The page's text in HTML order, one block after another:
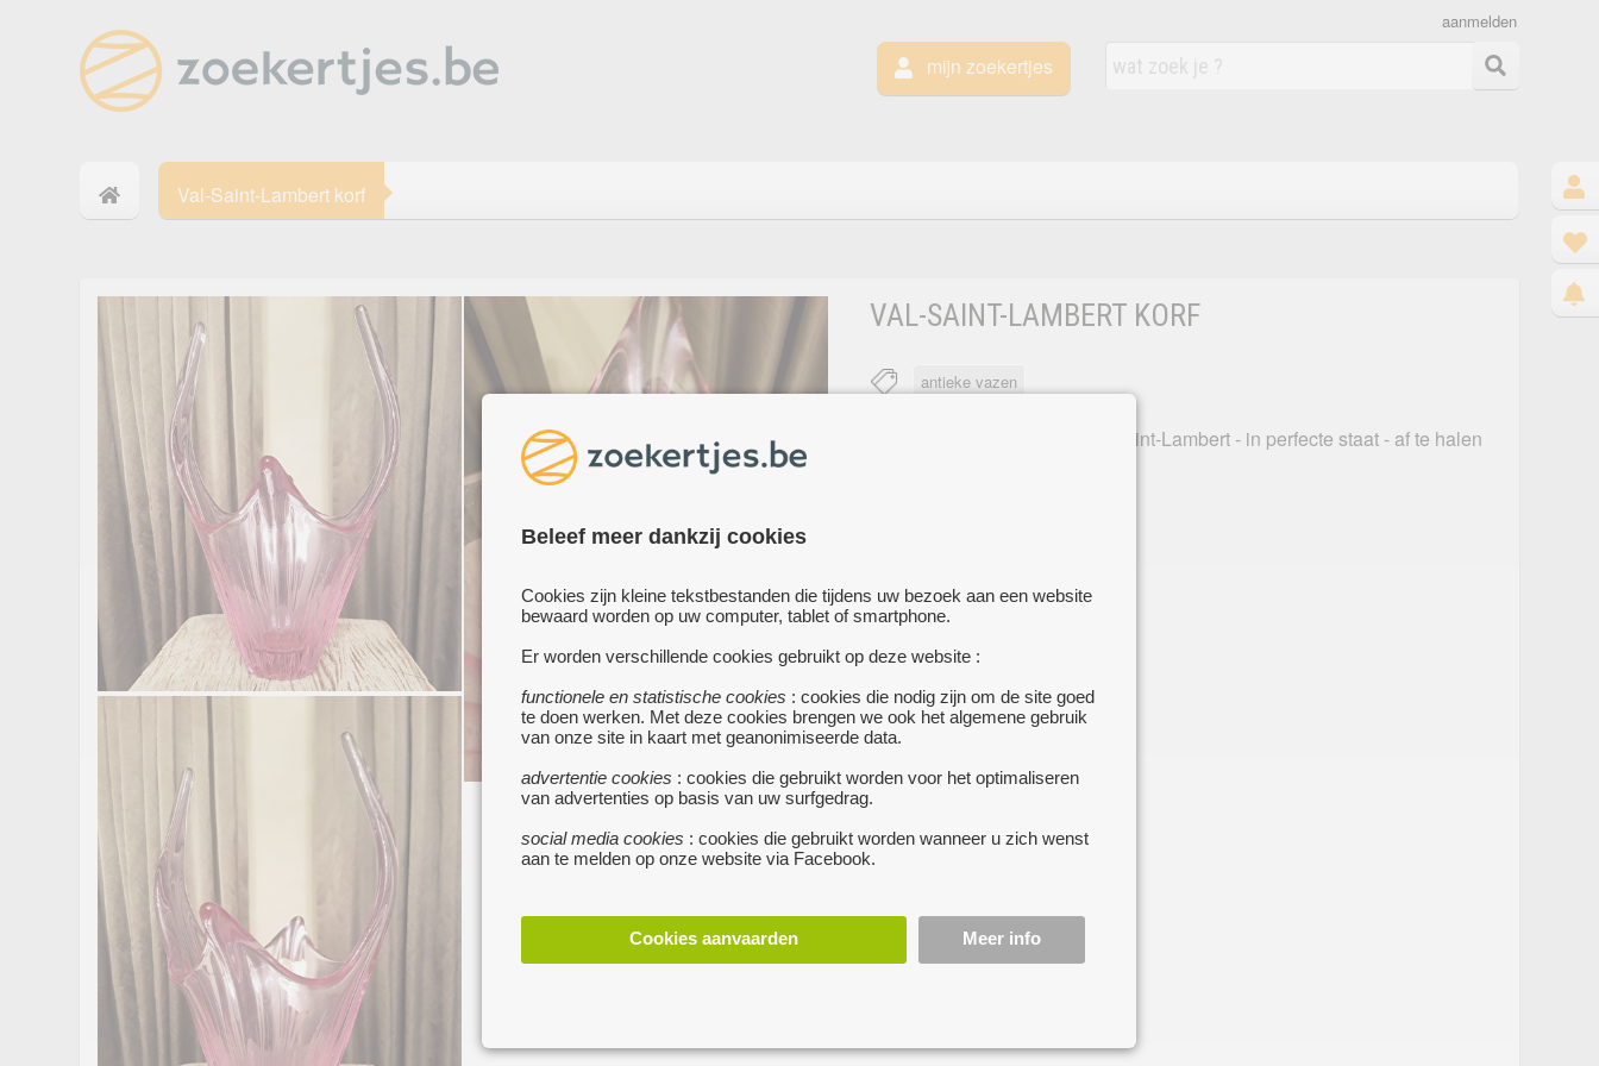
Beleef meer dankzij cookies
Cookies zijn kleine tekstbestanden die tijdens uw bezoek aan een website
bewaard worden op uw computer, tablet of smartphone.
Er worden verschillende cookies gebruikt op deze website :
functionele en statistische cookies : cookies die nodig zijn om de site goed
te doen werken. Met deze cookies brengen we ook het algemene gebruik
van onze site in kaart met geanonimiseerde data.
advertentie cookies : cookies die gebruikt worden voor het optimaliseren
van advertenties op basis van uw surfgedrag.
social media cookies : cookies die gebruikt worden wanneer u zich wenst
aan te melden op onze website via Facebook.
Cookies aanvaarden Meer info
mijn zoekertjes
aanmelden
Val-Saint-Lambert korf
VAL-SAINT-LAMBERT KORF
antieke vazen
Prachtig korf - Val-Saint-Lambert - in perfecte staat - af te halen
stuur een berichtje